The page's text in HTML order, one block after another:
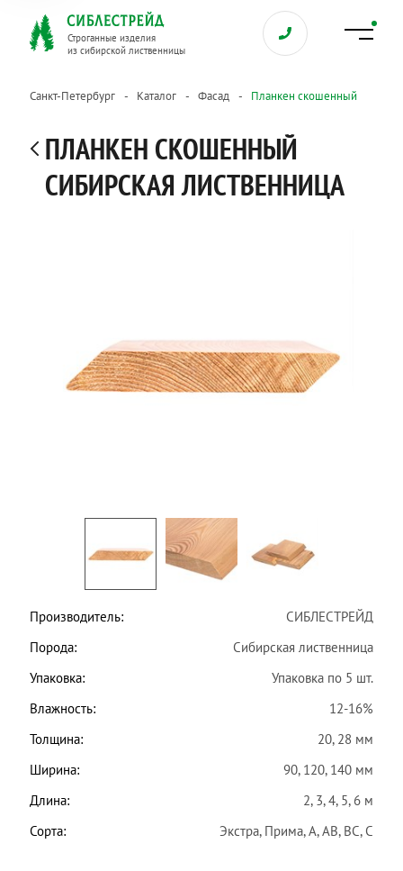
Строганные изделия
из сибирской лиственницы
Санкт-Петербург Каталог Фасад Планкен скошенный
ПЛАНКЕН СКОШЕННЫЙ
СИБИРСКАЯ ЛИСТВЕННИЦА
Производитель:
СИБЛЕСТРЕЙД
Порода:
Сибирская лиственница
Упаковка:
Упаковка по 5 шт.
Влажность:
12-16%
Толщина:
20, 28 мм
Ширина:
90, 120, 140 мм
Длина:
2, 3, 4, 5, 6 м
Сорта:
Экстра, Прима, A, AB, BC, C